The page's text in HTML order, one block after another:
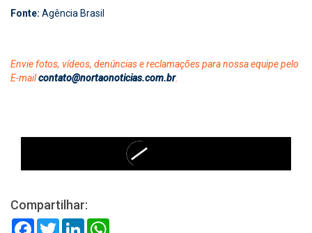
Fonte: Agência Brasil
Envie fotos, vídeos, denúncias e reclamações para nossa equipe pelo
E-mailcontato@nortaonoticias.com.br.
Compartilhar:
FacebookTwitterLinkedIn